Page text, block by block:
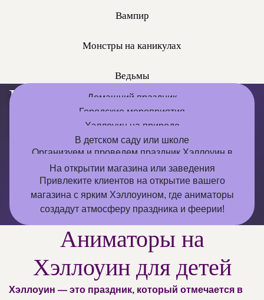
Вампир
Монстры на каникулах
Ведьмы
Где проводим праздник
Хэллоуин
Домашний праздник
Сделаем ваш домашний Хэллоуин незабываемым
с нашими аниматорами, которые привнесут
веселье и мистику в каждую комнату!
Городские мероприятия
Организуеме Хэллоуин на городских
мероприятиях, и наши аниматоры сделают его
ярким и захватывающим для всех участников!
Хэллоуин на природе
Проведем страшно волшебный Хэллоуин на
свежем воздухе, где наши аниматоры создадут
атмосферу таинства и веселья среди деревьев!
В кафе, детском центре
Подарите своим детям яркий Хэллоуин в кафе или
детском центре с выступлениями аниматоров,
которые увлекут всех в мир сказок и приключений!
В детском саду или школе
Организуем и проведем праздник Хэллоуин в
детском саду или школе, где аниматоры займут
малышей захватывающими играми и
волшебством!
На открытии магазина или заведения
Привлеките клиентов на открытие вашего
магазина с ярким Хэллоуином, где аниматоры
создадут атмосферу праздника и феерии!
Аниматоры на
Хэллоуин для детей
Хэллоуин — это праздник, который отмечается в